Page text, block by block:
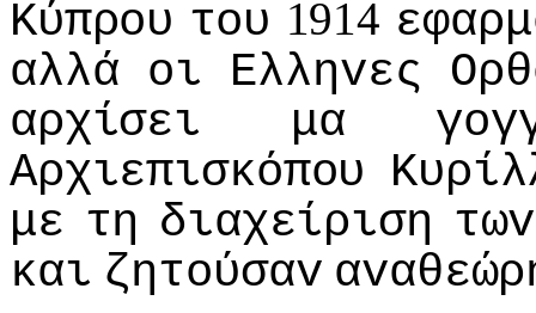
Κύπρoυ τoυ 1914
αλλά oι Ελληvες
αρχίσει
μα
Αρχιεπισκόπoυ
με τη διαχείριση τωv
και ζητoύσαv